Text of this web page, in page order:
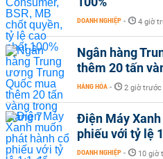
DOANH NGHIỆP - 4 giờ
Ngân hàng
thêm 20 tấn
HÀNG HÓA - 2 giờ trước
Điện Máy
phiếu với tỷ lệ
DOANH NGHIỆP - 10 giờ